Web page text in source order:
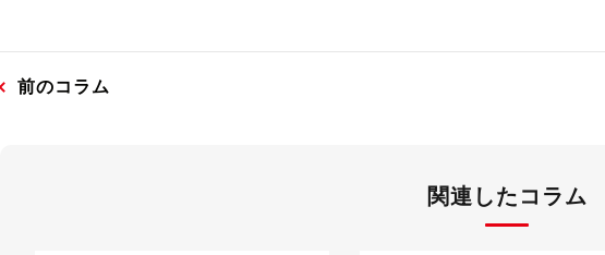
前のコラム
関連したコラム